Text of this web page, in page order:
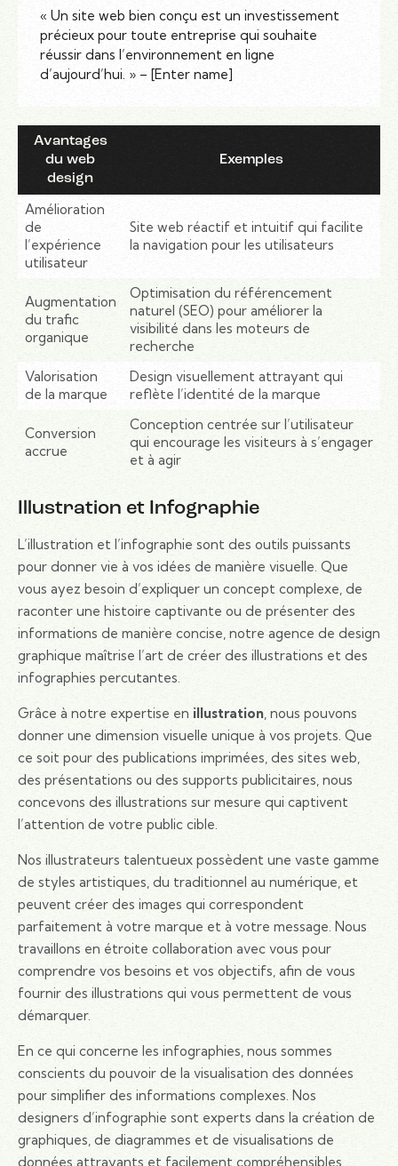
« Un site web bien conçu est un investissement
précieux pour toute entreprise qui souhaite
réussir dans l’environnement en ligne
d’aujourd’hui. » – [Enter name]
Avantages
du web
design
Exemples
Amélioration
de
l’expérience
utilisateur
Site web réactif et intuitif qui facilite
la navigation pour les utilisateurs
Augmentation
du trafic
organique
Optimisation du référencement
naturel (SEO) pour améliorer la
visibilité dans les moteurs de
recherche
Valorisation
de la marque
Design visuellement attrayant qui
reflète l’identité de la marque
Conversion
accrue
Conception centrée sur l’utilisateur
qui encourage les visiteurs à s’engager
et à agir
Illustration et Infographie
L’illustration et l’infographie sont des outils puissants
pour donner vie à vos idées de manière visuelle. Que
vous ayez besoin d’expliquer un concept complexe, de
raconter une histoire captivante ou de présenter des
informations de manière concise, notre agence de design
graphique maîtrise l’art de créer des illustrations et des
infographies percutantes.
Grâce à notre expertise en illustration , nous pouvons
donner une dimension visuelle unique à vos projets. Que
ce soit pour des publications imprimées, des sites web,
des présentations ou des supports publicitaires, nous
concevons des illustrations sur mesure qui captivent
l’attention de votre public cible.
Nos illustrateurs talentueux possèdent une vaste gamme
de styles artistiques, du traditionnel au numérique, et
peuvent créer des images qui correspondent
parfaitement à votre marque et à votre message. Nous
travaillons en étroite collaboration avec vous pour
comprendre vos besoins et vos objectifs, afin de vous
fournir des illustrations qui vous permettent de vous
démarquer.
En ce qui concerne les infographies, nous sommes
conscients du pouvoir de la visualisation des données
pour simplifier des informations complexes. Nos
designers d’infographie sont experts dans la création de
graphiques, de diagrammes et de visualisations de
données attrayants et facilement compréhensibles.